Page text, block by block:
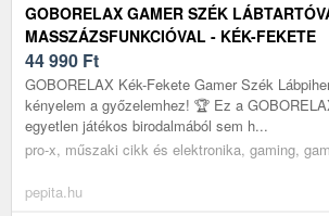
GOBORELAX GAMER SZÉK
MASSZÁZSFUNKCIÓVAL - KÉK-FEKETE
44 990 Ft
GOBORELAX Kék-Fekete Gamer Szék
kényelem a győzelemhez! 🏆 Ez a
egyetlen játékos birodalmából sem h...
pro-x, műszaki cikk és elektronika, gaming,
pepita.hu